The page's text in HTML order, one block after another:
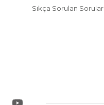
Sıkça Sorulan Sorular